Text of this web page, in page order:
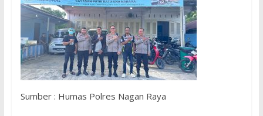
Sumber : Humas Polres Nagan Raya